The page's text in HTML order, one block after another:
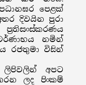
පෙළක්
දිවයින පුරා
නමින්
රජතුමා විසින්
අපට
ලද පිංකම්